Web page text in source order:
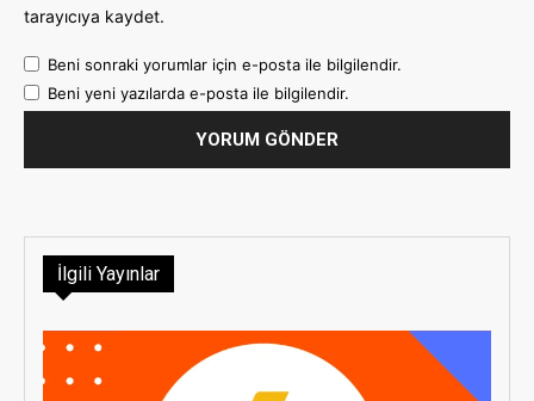
tarayıcıya kaydet.
Beni sonraki yorumlar için e-posta ile bilgilendir.
Beni yeni yazılarda e-posta ile bilgilendir.
İlgili Yayınlar